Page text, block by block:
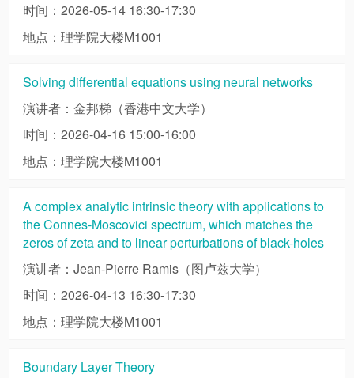
时间：2026-05-14 16:30-17:30
地点：理学院大楼M1001
Solving differential equations using neural networks
演讲者：金邦梯（香港中文大学）
时间：2026-04-16 15:00-16:00
地点：理学院大楼M1001
A complex analytic intrinsic theory with applications to
the Connes-Moscovici spectrum, which matches the
zeros of zeta and to linear perturbations of black-holes
演讲者：Jean-Pierre Ramis（图卢兹大学）
时间：2026-04-13 16:30-17:30
地点：理学院大楼M1001
Boundary Layer Theory